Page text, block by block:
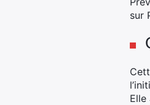
sur
Elle